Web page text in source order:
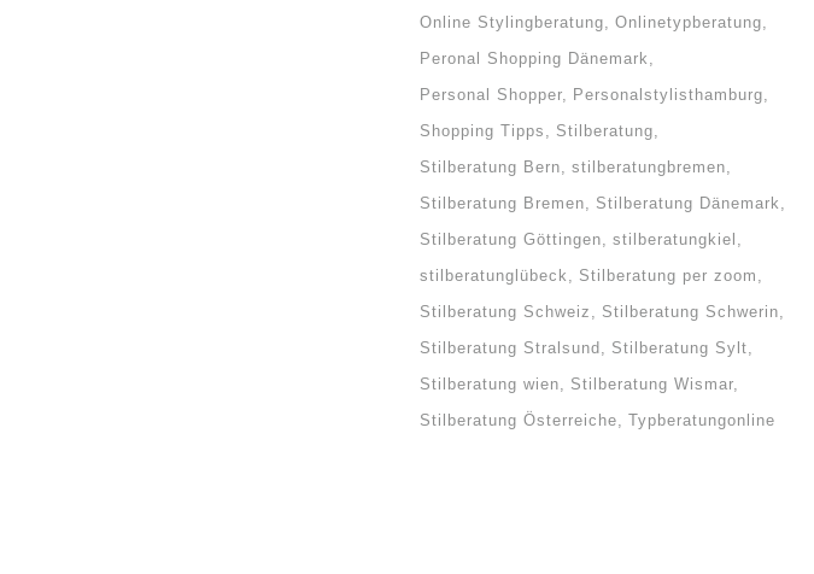
Online Stylingberatung
Onlinetypberatung
Peronal Shopping Dänemark
Personal Shopper
Personalstylisthamburg
Shopping Tipps
Stilberatung
Stilberatung Bern
stilberatungbremen
Stilberatung Bremen
Stilberatung Dänemark
Stilberatung Göttingen
stilberatungkiel
stilberatunglübeck
Stilberatung per zoom
Stilberatung Schweiz
Stilberatung Schwerin
Stilberatung Stralsund
Stilberatung Sylt
Stilberatung wien
Stilberatung Wismar
Stilberatung Österreiche
Typberatungonline